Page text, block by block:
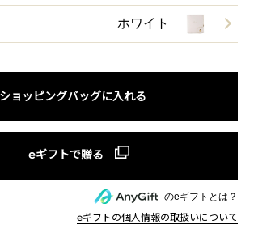
ホワイト
ショッピングバッグに入れる
のeギフトとは？
eギフトの個人情報の取扱いについて